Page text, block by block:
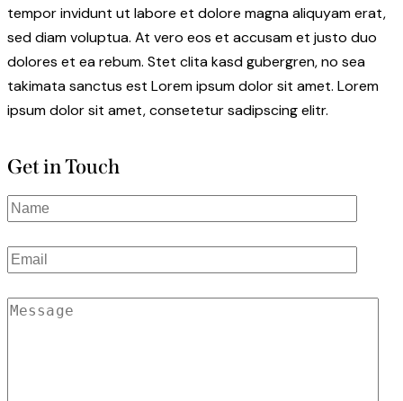
tempor invidunt ut labore et dolore magna aliquyam erat,
sed diam voluptua. At vero eos et accusam et justo duo
dolores et ea rebum. Stet clita kasd gubergren, no sea
takimata sanctus est Lorem ipsum dolor sit amet. Lorem
ipsum dolor sit amet, consetetur sadipscing elitr.
Get in Touch